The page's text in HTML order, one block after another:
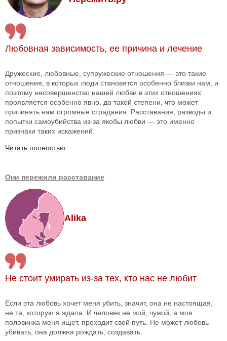
Любовная зависимость, ее причина и лечение
Дружеские, любовные, супружеские отношения — это такие
отношения, в которых люди становятся особенно близки нам, и
поэтому несовершенство нашей любви в этих отношениях
проявляется особенно явно, до такой степени, что может
причинять нам огромные страдания. Расставания, разводы и
попытки самоубийства из-за якобы любви — это именно
признаки таких искажений.
Читать полностью
Они пережили расставание
Alika
Не стоит умирать из-за тех, кто нас не любит
Если эта любовь хочет меня убить, значит, она не настоящая,
не та, которую я ждала. И человек не мой, чужой, а моя
половинка меня ищет, проходит свой путь. Не может любовь
убивать, она должна рождать, создавать.